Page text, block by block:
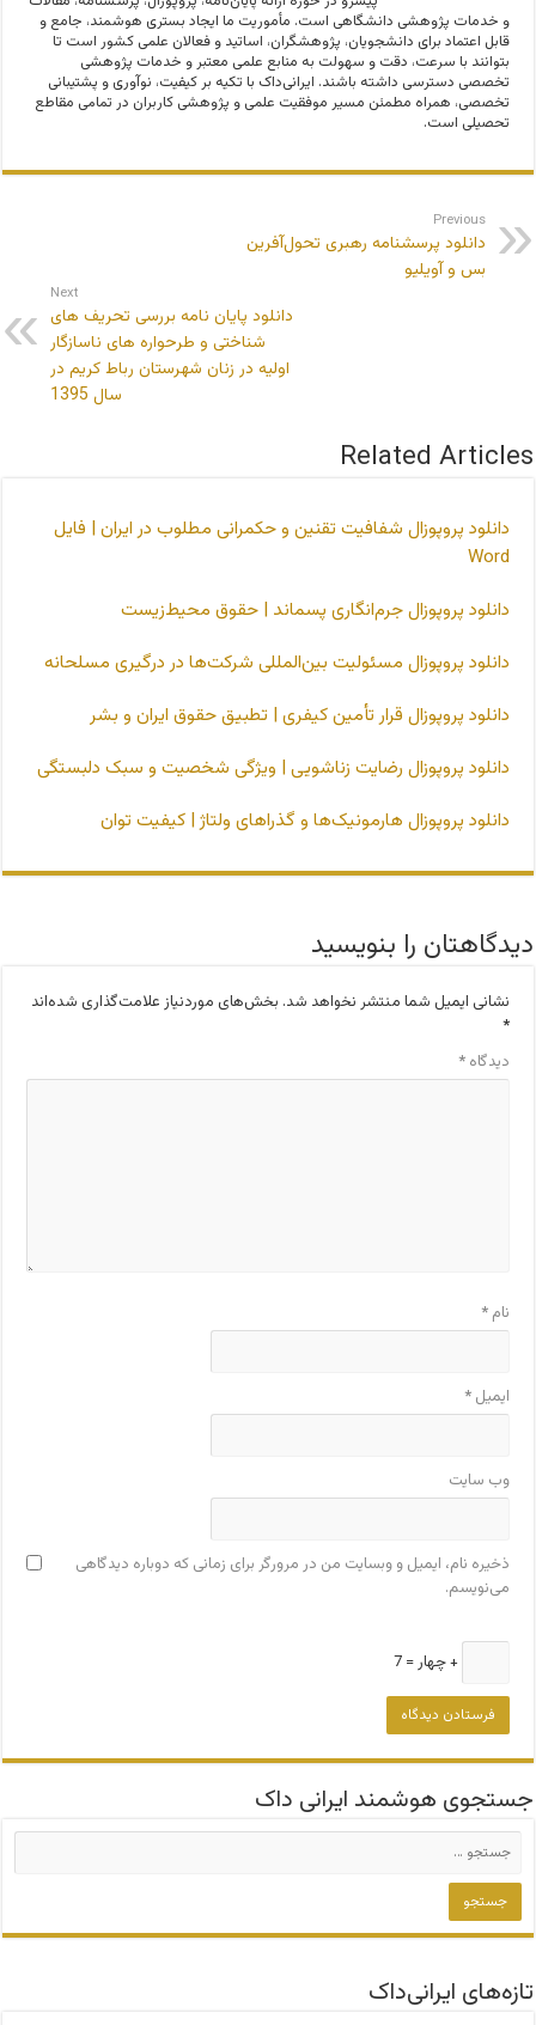
و خدمات پژوهشی دانشگاهی است. مأموریت ما ایجاد بستری هوشمند، جامع و
قابل اعتماد برای دانشجویان، پژوهشگران، اساتید و فعالان علمی کشور است تا
بتوانند با سرعت، دقت و سهولت به منابع علمی معتبر و خدمات پژوهشی
تخصصی دسترسی داشته باشند. ایرانی‌داک با تکیه بر کیفیت، نوآوری و پشتیبانی
تخصصی، همراه مطمئن مسیر موفقیت علمی و پژوهشی کاربران در تمامی مقاطع
تحصیلی است.
Previous
دانلود پرسشنامه رهبری تحول‌آفرین
بس و آویلیو
Next
دانلود پایان نامه بررسی تحریف های
شناختی و طرحواره های ناسازگار
اولیه در زنان شهرستان رباط کریم در
سال 1395
Related Articles
دانلود پروپوزال شفافیت تقنین و حکمرانی مطلوب در ایران | فایل
Word
دانلود پروپوزال جرم‌انگاری پسماند | حقوق محیط‌زیست
دانلود پروپوزال مسئولیت بین‌المللی شرکت‌ها در درگیری مسلحانه
دانلود پروپوزال قرار تأمین کیفری | تطبیق حقوق ایران و بشر
دانلود پروپوزال رضایت زناشویی | ویژگی شخصیت و سبک دلبستگی
دانلود پروپوزال هارمونیک‌ها و گذراهای ولتاژ | کیفیت توان
دیدگاهتان را بنویسید
نشانی ایمیل شما منتشر نخواهد شد. بخش‌های موردنیاز علامت‌گذاری شده‌اند
*
دیدگاه*
نام*
ایمیل*
وب‌ سایت
ذخیره نام، ایمیل و وبسایت من در مرورگر برای زمانی که دوباره دیدگاهی
می‌نویسم.
+ چهار = 7
جستجوی هوشمند ایرانی داک
تازه‌های ایرانی‌داک